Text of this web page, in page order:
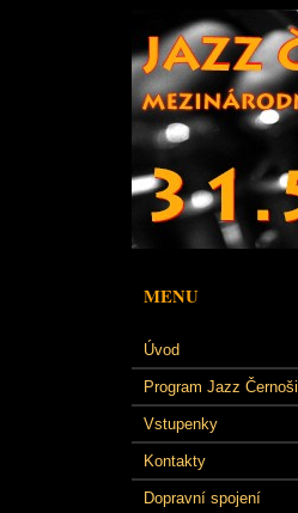
MENU
Úvod
Program Jazz
Vstupenky
Kontakty
Dopravní spojení